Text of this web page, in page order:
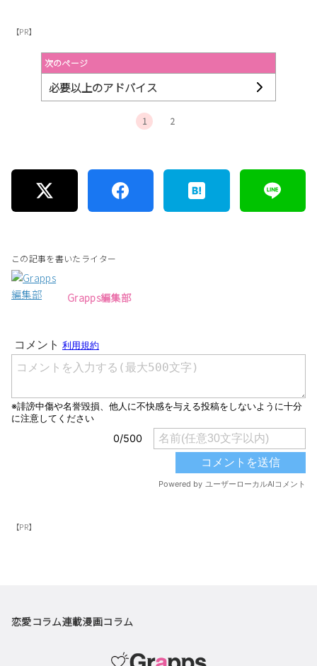
【PR】
次のページ
必要以上のアドバイス
1 2
この記事を書いたライター
Grapps編集部
【PR】
恋愛コラム連載漫画コラム